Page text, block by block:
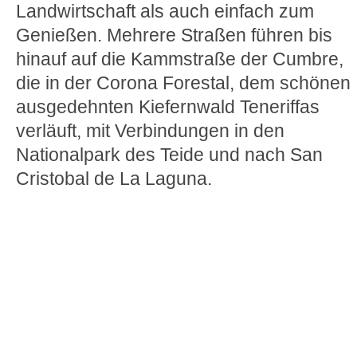
Landwirtschaft als auch einfach zum
Genießen. Mehrere Straßen führen bis
hinauf auf die Kammstraße der Cumbre,
die in der Corona Forestal, dem schönen
ausgedehnten Kiefernwald Teneriffas
verläuft, mit Verbindungen in den
Nationalpark des Teide und nach San
Cristobal de La Laguna.